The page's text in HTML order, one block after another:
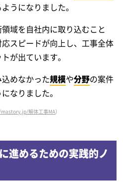
うになりました。
域を自社内に取り込むこと
スピードが向上し、工事全体
が出ています。
めなかった規模や分野の案件
なりました。
解体工事MA）
進めるための実践的ノ